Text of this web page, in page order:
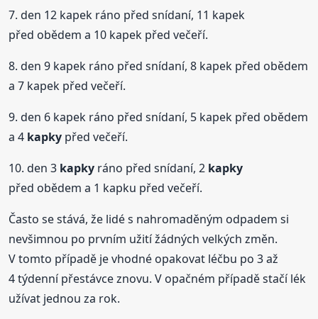
7. den 12 kapek ráno před snídaní, 11 kapek
před obědem a 10 kapek před večeří.
8. den 9 kapek ráno před snídaní, 8 kapek před obědem
a 7 kapek před večeří.
9. den 6 kapek ráno před snídaní, 5 kapek před obědem
a 4 kapky před večeří.
10. den 3 kapky ráno před snídaní, 2 kapky
před obědem a 1 kapku před večeří.
Často se stává, že lidé s nahromaděným odpadem si
nevšimnou po prvním užití žádných velkých změn.
V tomto případě je vhodné opakovat léčbu po 3 až
4 týdenní přestávce znovu. V opačném případě stačí lék
užívat jednou za rok.